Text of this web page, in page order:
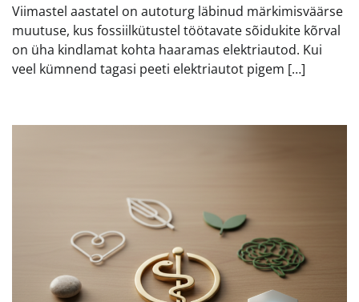
Viimastel aastatel on autoturg läbinud märkimisväärse
muutuse, kus fossiilkütustel töötavate sõidukite kõrval
on üha kindlamat kohta haaramas elektriautod. Kui
veel kümnend tagasi peeti elektriautot pigem […]